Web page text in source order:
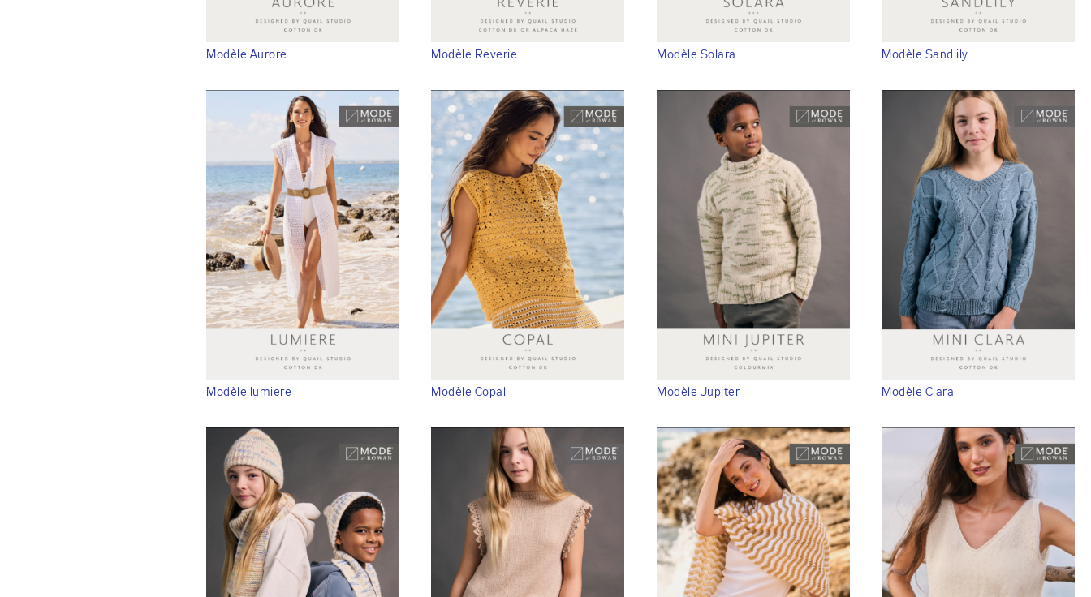
Modèle Aurore Modèle Reverie Modèle Solara Modèle Sandlily
Modèle lumiere Modèle Copal Modèle Jupiter Modèle Clara